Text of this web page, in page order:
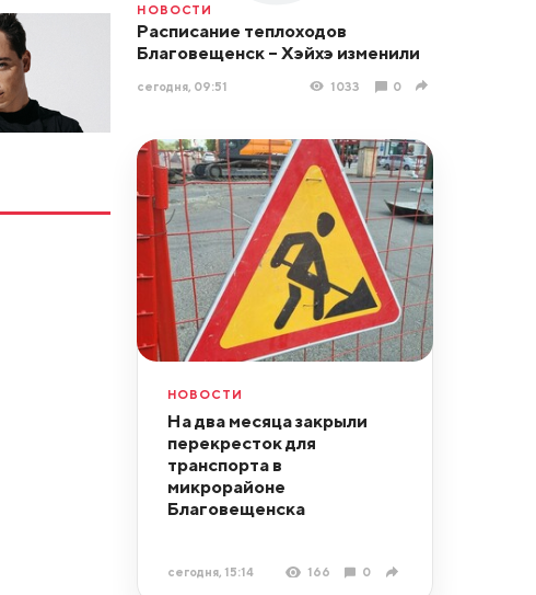
НОВОСТИ
Расписание теплоходов
Благовещенск – Хэйхэ изменили
сегодня, 09:51 1033 0
НОВОСТИ
На два месяца закрыли
перекресток для
транспорта в
микрорайоне
Благовещенска
сегодня, 15:14 166 0